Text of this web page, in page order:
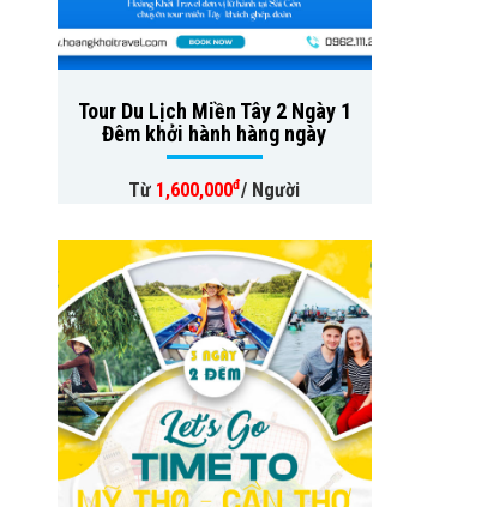
Tour Du Lịch Miền Tây 2 Ngày 1
Đêm khởi hành hàng ngày
Từ 1,600,000đ/ Người